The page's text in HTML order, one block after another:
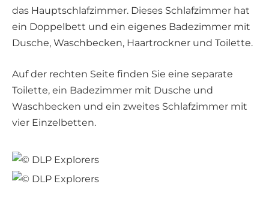
das Hauptschlafzimmer. Dieses Schlafzimmer hat
ein Doppelbett und ein eigenes Badezimmer mit
Dusche, Waschbecken, Haartrockner und Toilette.
Auf der rechten Seite finden Sie eine separate
Toilette, ein Badezimmer mit Dusche und
Waschbecken und ein zweites Schlafzimmer mit
vier Einzelbetten.